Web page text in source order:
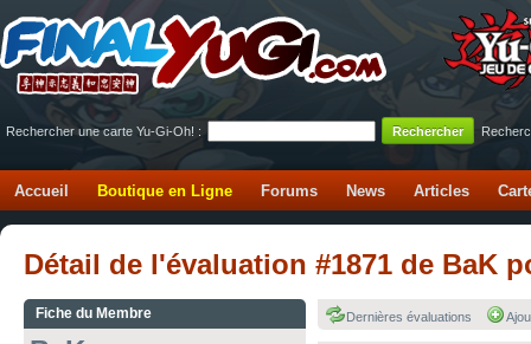
Rechercher une carte Yu-Gi-Oh! :
Accueil Boutique en Ligne Forums News Articles
Détail de l'évaluation #1871 de BaK
Fiche du Membre Dernières évaluations